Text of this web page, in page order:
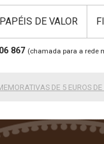
DE VALOR
867 (chamada para a rede
DE 5 EUROS